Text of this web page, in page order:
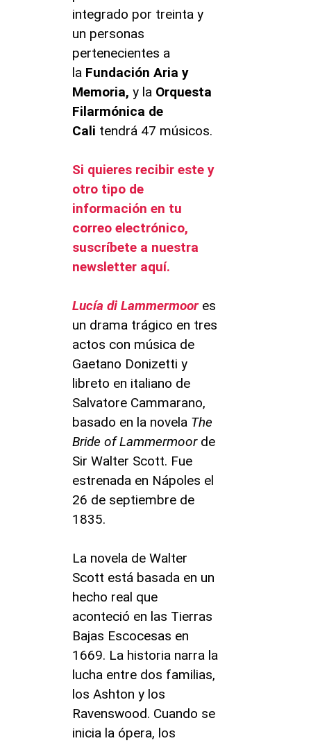
integrado por treinta y
un personas
pertenecientes a
la Fundación Aria y
Memoria, y la Orquesta
Filarmónica de
Cali tendrá 47 músicos.
Si quieres recibir este y
otro tipo de
información en tu
correo electrónico,
suscríbete a nuestra
newsletter aquí.
Lucía di Lammermoores
un drama trágico en tres
actos con música de
Gaetano Donizetti y
libreto en italiano de
Salvatore Cammarano,
basado en la novela The
Bride of Lammermoorde
Sir Walter Scott. Fue
estrenada en Nápoles el
26 de septiembre de
1835.
La novela de Walter
Scott está basada en un
hecho real que
aconteció en las Tierras
Bajas Escocesas en
1669. La historia narra la
lucha entre dos familias,
los Ashton y los
Ravenswood. Cuando se
inicia la ópera, los